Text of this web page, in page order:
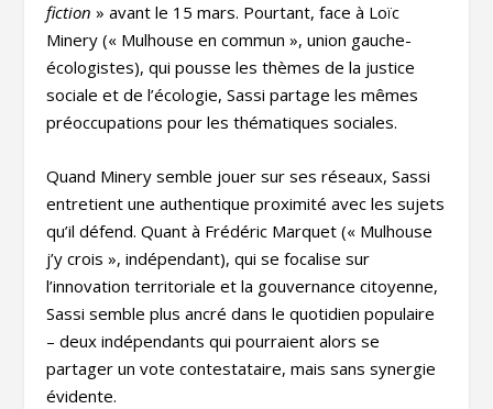
fiction » avant le 15 mars. Pourtant, face à Loïc
Minery (« Mulhouse en commun », union gauche-
écologistes), qui pousse les thèmes de la justice
sociale et de l’écologie, Sassi partage les mêmes
préoccupations pour les thématiques sociales.
Quand Minery semble jouer sur ses réseaux, Sassi
entretient une authentique proximité avec les sujets
qu’il défend. Quant à Frédéric Marquet (« Mulhouse
j’y crois », indépendant), qui se focalise sur
l’innovation territoriale et la gouvernance citoyenne,
Sassi semble plus ancré dans le quotidien populaire
– deux indépendants qui pourraient alors se
partager un vote contestataire, mais sans synergie
évidente.